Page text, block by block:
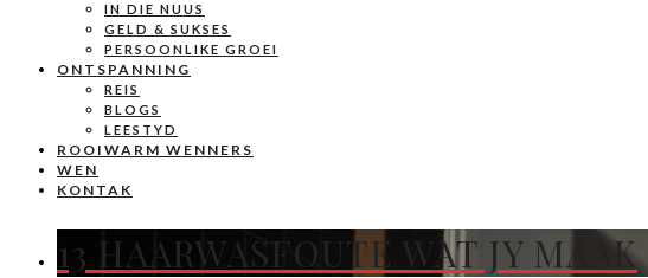
IN DIE NUUS
GELD & SUKSES
PERSOONLIKE GROEI
ONTSPANNING
REIS
BLOGS
LEESTYD
ROOIWARM WENNERS
WEN
KONTAK
13 HAARWASFOUTE WAT JY MAAK